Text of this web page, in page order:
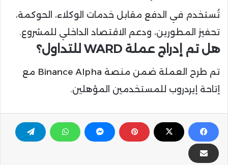
تُستخدم في الدفع مقابل خدمات الوكلاء، الحوكمة،
تحفيز المطورين، ودعم الاقتصاد الداخلي للمشروع.
هل تم إدراج عملة WARD للتداول؟
تم طرح العملة ضمن منصة Binance Alpha مع
إتاحة إيردروب للمستخدمين المؤهلين.